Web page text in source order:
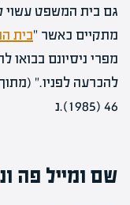
גם בית המשפט עשוי
מתקיים כאשר "בית
מפרי ניסיונם בבואו
46 (1985).נ
שם ומייל פה